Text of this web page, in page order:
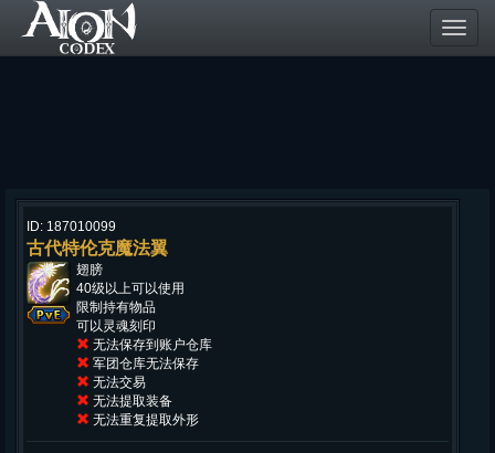
ID: 187010099
古代特伦克魔法翼
翅膀
40级以上可以使用
限制持有物品
可以灵魂刻印
无法保存到账户仓库
军团仓库无法保存
无法交易
无法提取装备
无法重复提取外形